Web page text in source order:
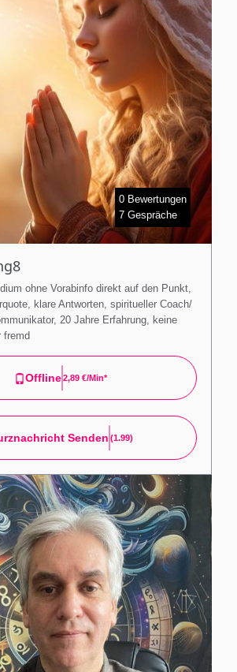
0 Bewertungen
7 Gespräche
ohne Vorabinfo direkt auf den Punkt,
klare Antworten, spiritueller Coach/
20 Jahre Erfahrung, keine
fremd
Offline2,89 €/min*
Senden (1.99)